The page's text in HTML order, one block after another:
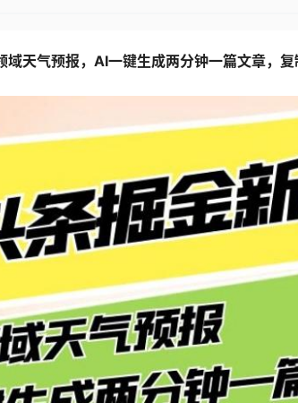
域天气预报，AI一键生成两分钟一篇文章，